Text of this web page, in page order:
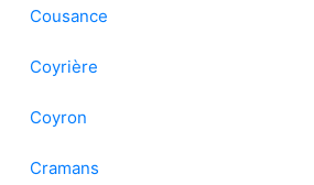
Cousance
Coyrière
Coyron
Cramans